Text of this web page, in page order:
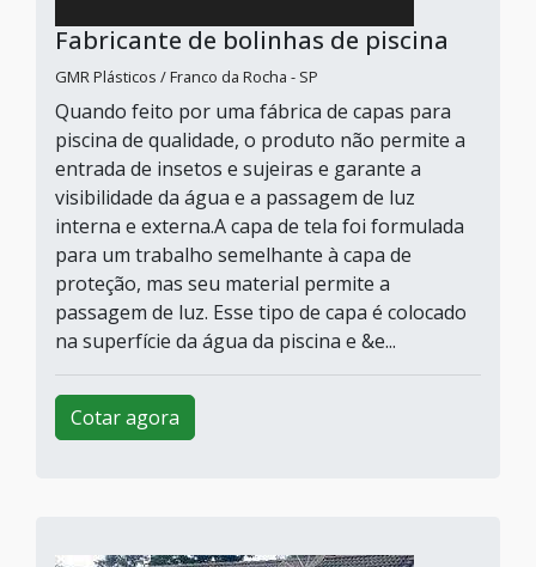
Fabricante de bolinhas de piscina
GMR Plásticos / Franco da Rocha - SP
Quando feito por uma fábrica de capas para
piscina de qualidade, o produto não permite a
entrada de insetos e sujeiras e garante a
visibilidade da água e a passagem de luz
interna e externa.A capa de tela foi formulada
para um trabalho semelhante à capa de
proteção, mas seu material permite a
passagem de luz. Esse tipo de capa é colocado
na superfície da água da piscina e &e...
Cotar agora